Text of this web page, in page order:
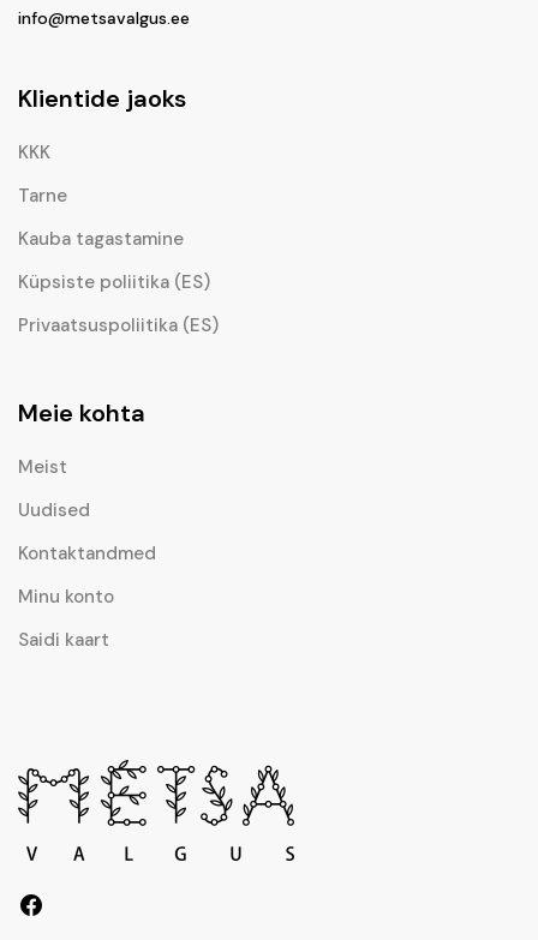
info@metsavalgus.ee
Klientide jaoks
KKK
Tarne
Kauba tagastamine
Küpsiste poliitika (ES)
Privaatsuspoliitika (ES)
Meie kohta
Meist
Uudised
Kontaktandmed
Minu konto
Saidi kaart